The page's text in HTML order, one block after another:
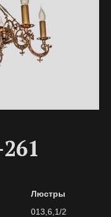
Люстры
013,6,1/2